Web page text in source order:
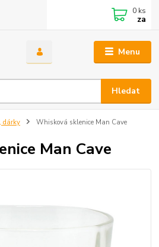
Menu
Hledat
0 ks
za
dárky Whisková sklenice Man Cave
Man Cave